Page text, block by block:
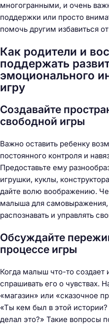
многогранными, и очень
поддержки или просто
помочь другим избавиться
Как родители и
поддержать
эмоционального
игру
Создавайте
свободной игры
Важно оставить ребенку
постоянного контроля и
Предоставьте ему
игрушки, куклы,
дайте волю воображению.
малыша для
распознавать и управлять
Обсуждайте
процессе игры
Когда малыш что-то создает
спрашивать его о чувствах.
«магазин» или «сказочное
«Ты кем был в этой истории?
делал это?» Такие вопросы